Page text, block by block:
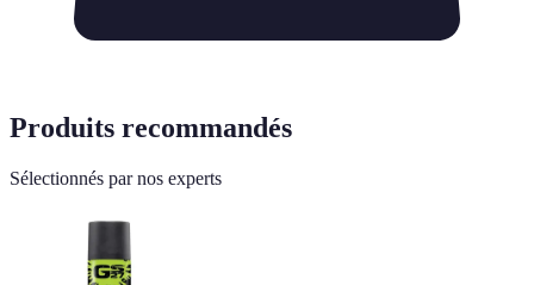
Produits recommandés
Sélectionnés par nos experts